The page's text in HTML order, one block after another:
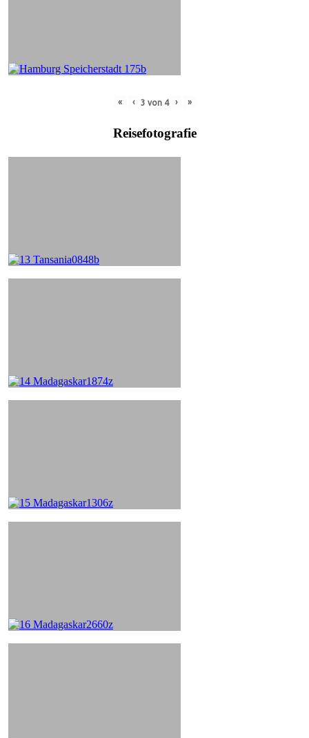
« ‹ 3 von 4 › »
Reisefotografie